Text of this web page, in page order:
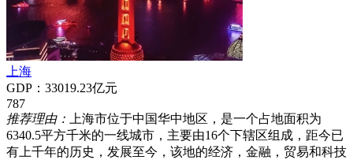
上海
GDP：33019.23亿元
787
推荐理由：
上海市位于中国华中地区，是一个占地面积为
6340.5平方千米的一线城市，主要由16个下辖区组成，距今已
有上千年的历史，发展至今，该地的经济，金融，贸易和科技